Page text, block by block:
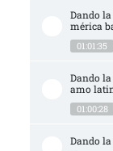
Dando
mérica
01:01:35
Dando la
amo
01:00:28
Dando